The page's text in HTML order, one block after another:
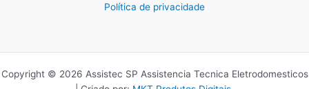
Política de privacidade
Copyright © 2026 Assistec SP Assistencia Tecnica Eletrodomesticos